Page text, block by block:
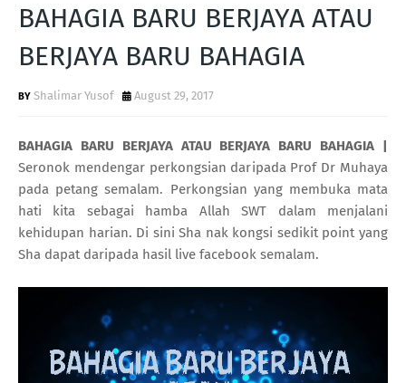
BAHAGIA BARU BERJAYA ATAU
BERJAYA BARU BAHAGIA
Shalimar Yusof August 29, 2017
BAHAGIA BARU BERJAYA ATAU BERJAYA BARU BAHAGIA |
Seronok mendengar perkongsian daripada Prof Dr Muhaya
pada petang semalam. Perkongsian yang membuka mata
hati kita sebagai hamba Allah SWT dalam menjalani
kehidupan harian. Di sini Sha nak kongsi sedikit point yang
Sha dapat daripada hasil live facebook semalam.